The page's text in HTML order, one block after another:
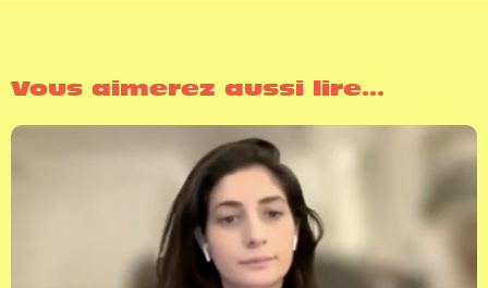
Vous aimerez aussi lire...